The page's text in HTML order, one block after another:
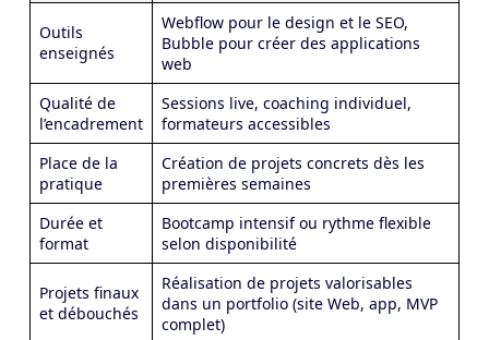
Outils
enseignés
Webflow pour le design et le SEO,
Bubble pour créer des applications
web
Qualité de
l’encadrement
Sessions live, coaching individuel,
formateurs accessibles
Place de la
pratique
Création de projets concrets dès les
premières semaines
Durée et
format
Bootcamp intensif ou rythme flexible
selon disponibilité
Projets finaux
et débouchés
Réalisation de projets valorisables
dans un portfolio (site Web, app, MVP
complet)